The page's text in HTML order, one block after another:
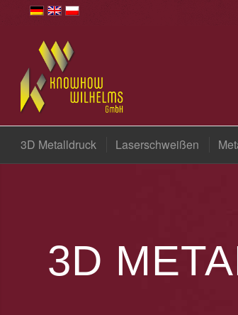
3D Metalldruck Laserschweißen
3D